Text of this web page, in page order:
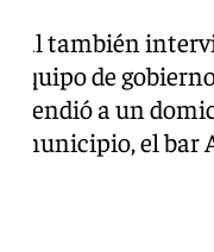
también
equipo de
a un
municipio, el bar